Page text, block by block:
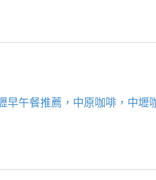
早午餐推薦，中原咖啡，中壢